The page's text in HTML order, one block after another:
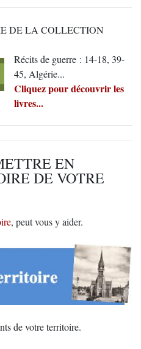
DE LA COLLECTION
Récits de guerre : 14-18, 39-
45, Algérie...
Cliquez pour découvrir les
livres...
EN
DE VOTRE
, peut vous y aider.
de votre territoire.